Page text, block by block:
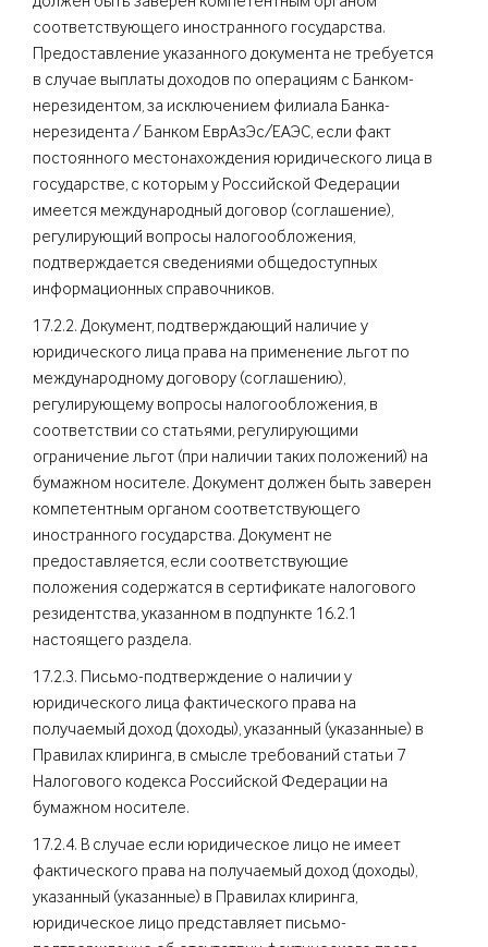
соответствующего иностранного государства.
Предоставление указанного документа не требуется
в случае выплаты доходов по операциям с Банком-
нерезидентом, за исключением филиала Банка-
нерезидента / Банком ЕврАзЭс/ЕАЭС, если факт
постоянного местонахождения юридического лица в
государстве, с которым у Российской Федерации
имеется международный договор (соглашение),
регулирующий вопросы налогообложения,
подтверждается сведениями общедоступных
информационных справочников.
17.2.2. Документ, подтверждающий наличие у
юридического лица права на применение льгот по
международному договору (соглашению),
регулирующему вопросы налогообложения, в
соответствии со статьями, регулирующими
ограничение льгот (при наличии таких положений) на
бумажном носителе. Документ должен быть заверен
компетентным органом соответствующего
иностранного государства. Документ не
предоставляется, если соответствующие
положения содержатся в сертификате налогового
резидентства, указанном в подпункте 16.2.1
настоящего раздела.
17.2.3. Письмо-подтверждение о наличии у
юридического лица фактического права на
получаемый доход (доходы), указанный (указанные) в
Правилах клиринга, в смысле требований статьи 7
Налогового кодекса Российской Федерации на
бумажном носителе.
17.2.4. В случае если юридическое лицо не имеет
фактического права на получаемый доход (доходы),
указанный (указанные) в Правилах клиринга,
юридическое лицо представляет письмо-